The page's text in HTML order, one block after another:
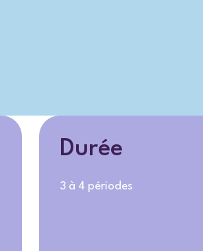
Durée
3 à 4 périodes